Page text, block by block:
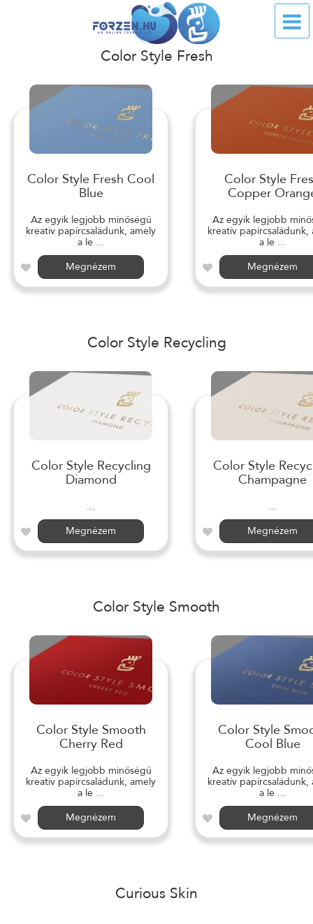
Color Style Fresh
Color Style Fresh Cool
Blue
Az egyik legjobb minőségű
kreatív papírcsaládunk, amely
a le ...
Megnézem
Color Style
Copper
Az egyik legjobb
kreatív papírcsaládunk,
a le ...
Megnézem
Color Style Recycling
Color Style Recycling
Diamond
...
Megnézem
Color Style
Champagne
...
Megnézem
Color Style Smooth
Color Style Smooth
Cherry Red
Az egyik legjobb minőségű
kreatív papírcsaládunk, amely
a le ...
Megnézem
Color Style
Cool Blue
Az egyik legjobb
kreatív papírcsaládunk,
a le ...
Megnézem
Curious Skin